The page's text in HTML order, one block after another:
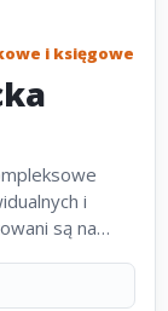
i księgowe
i
są na